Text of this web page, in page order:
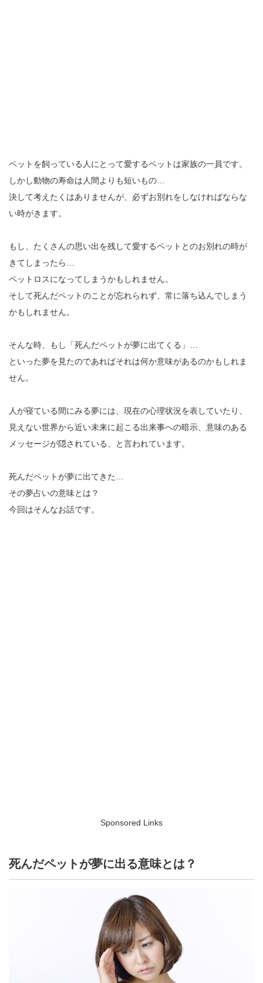
ペットを飼っている人にとって愛するペットは家族の一員です。
しかし動物の寿命は人間よりも短いもの…
決して考えたくはありませんが、必ずお別れをしなければならな
い時がきます。
もし、たくさんの思い出を残して愛するペットとのお別れの時が
きてしまったら…
ペットロスになってしまうかもしれません。
そして死んだペットのことが忘れられず、常に落ち込んでしまう
かもしれません。
そんな時、もし「死んだペットが夢に出てくる」…
といった夢を見たのであればそれは何か意味があるのかもしれま
せん。
人が寝ている間にみる夢には、現在の心理状況を表していたり、
見えない世界から近い未来に起こる出来事への暗示、意味のある
メッセージが隠されている、と言われています。
死んだペットが夢に出てきた…
その夢占いの意味とは？
今回はそんなお話です。
Sponsored Links
死んだペットが夢に出る意味とは？